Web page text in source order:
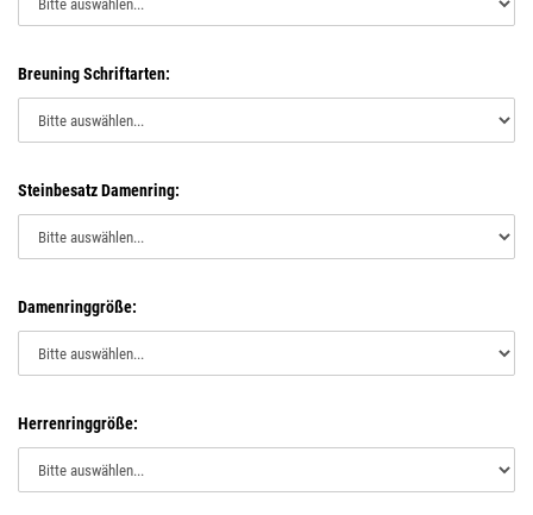
Breuning Schriftarten:
Steinbesatz Damenring:
Damenringgröße:
Herrenringgröße: